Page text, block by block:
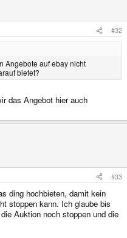
#32
Angebote auf ebay nicht
bietet?
das Angebot hier auch
#33
ding hochbieten, damit kein
stoppen kann. Ich glaube bis
Auktion noch stoppen und die